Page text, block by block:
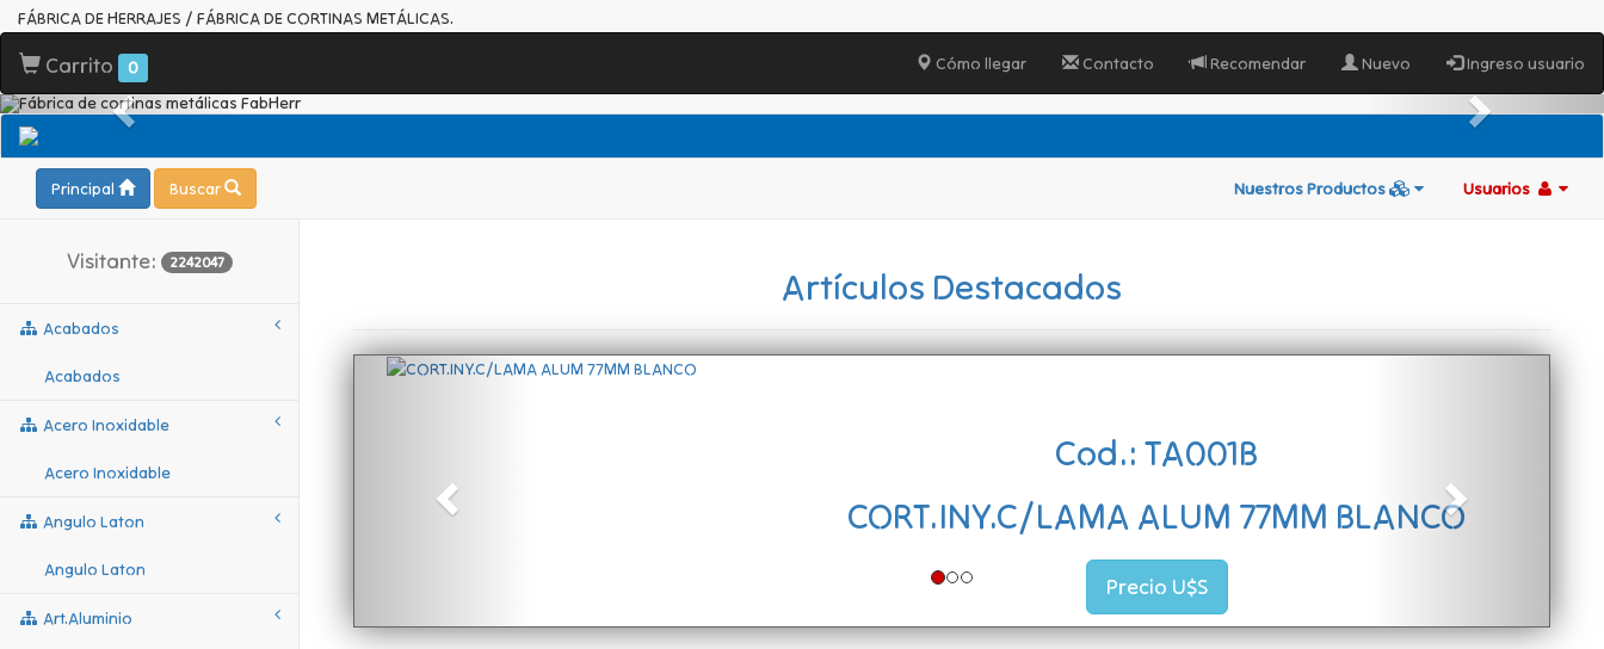
FÁBRICA DE HERRAJES / FÁBRICA DE CORTINAS METÁLICAS.
Carrito 0 Cómo llegar Contacto Recomendar Nuevo Ingreso usuario
Principal Buscar Nuestros Productos Usuarios
Visitante: 2242047
Acabados
Acabados
Acero Inoxidable
Acero Inoxidable
Angulo Laton
Angulo Laton
Art.aluminio
Artículos Destacados
Cod.: TA001B
CORT.INY.C/LAMA ALUM 77MM BLANCO
Precio U$S